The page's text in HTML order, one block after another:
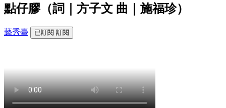
點仔膠（詞｜方子文 曲｜施福珍）
藝秀臺 已訂閱 訂閱